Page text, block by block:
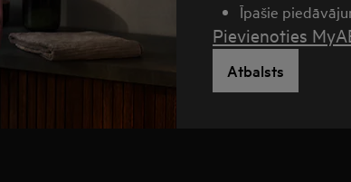
Īpašie
Pievienoties
Atbalsts